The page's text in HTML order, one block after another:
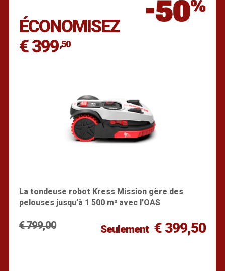
ÉCONOMISEZ
€ 399,50
La tondeuse robot Kress Mission gère des
pelouses jusqu’à 1 500 m² avec l’OAS
€ 799,00 Seulement € 399,50